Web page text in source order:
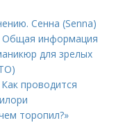
Сенна (Senna)
Общая информация
для зрелых
проводится
торопил?»